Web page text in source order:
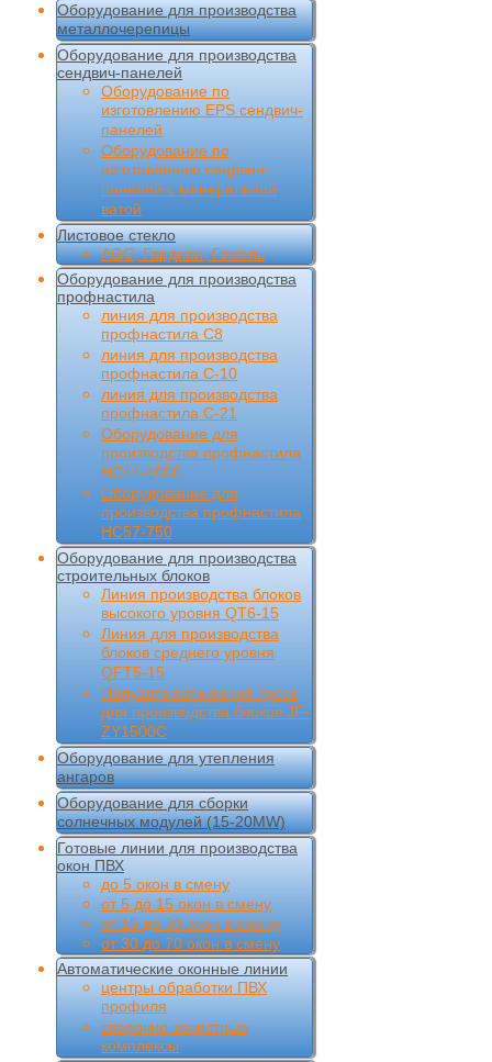
Оборудование для производства
металлочерепицы
Оборудование для производства
сендвич-панелей
Оборудование по
изготовлению EPS сендвич-
панелей
Оборудование по
изготовлению сендвич-
панелей с минеральной
ватой
Листовое стекло
AGC, Гардиан, Гомель
Оборудование для производства
профнастила
линия для производства
профнастила С8
линия для производства
профнастила С-10
линия для производства
профнастила С-21
Оборудование для
производства профнастила
НС44-1000
Оборудование для
производства профнастила
НС57-750
Оборудование для производства
строительных блоков
Линия производства блоков
высокого уровня QT6-15
Линия для производства
блоков среднего уровня
QFT5-15
Полуавтоматический пресс
для производства блоков JF-
ZY1500C
Оборудование для утепления
ангаров
Оборудование для сборки
солнечных модулей (15-20MW)
Готовые линии для производства
окон ПВХ
до 5 окон в смену
от 5 до 15 окон в смену
от 15 до 30 окон в смену
от 30 до 70 окон в смену
Автоматические оконные линии
центры обработки ПВХ
профиля
сварочно-зачистные
комплексы